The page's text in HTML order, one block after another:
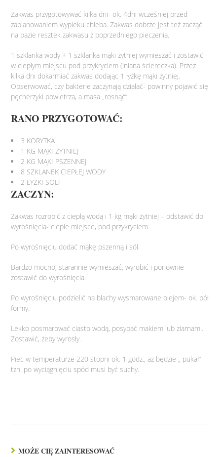
Zakwas przygotowywać kilka dni- ok. 4dni wcześniej przed
zaplanowaniem wypieku chleba. Zakwas dobrze jest też zacząć
na bazie resztek zakwasu z poprzedniego pieczenia.
1 szklanka wody + 1 szklanka mąki żytniej wymieszać i zostawić
w ciepłym miejscu pod przykryciem (lniana ściereczka). Przez
kilka dni dokarmiać zakwas dodając 1 łyżkę mąki żytniej.
Obserwować, czy bakterie zaczynają działać- powinny pojawić się
pęcherzyki powietrza, a masa „rosnąć”.
RANO PRZYGOTOWAĆ:
3 KORYTKA
1 KG MĄKI ŻYTNIEJ
2 KG MĄKI PSZENNEJ
8 SZKLANEK CIEPŁEJ WODY
2 ŁYŻKI SOLI
ZACZYN:
Zakwas rozrobić z ciepłą wodą i 1 kg mąki żytniej – odstawić do
wyrośnięcia- ciepłe miejsce, pod przykryciem.
Po wyrośnięciu dodać mąkę pszenną i sól.
Bardzo mocno, starannie wymieszać, wyrobić i ponownie
zostawić do wyrośnięcia.
Po wyrośnięciu podzielić na blachy wysmarowane olejem- ok. pół
formy.
Lekko posmarować ciasto wodą, posypać makiem lub ziarnami.
Zostawić, żeby wyrosły.
Piec w temperaturze 220 stopni ok. 1 godz., aż będzie „ pukał”
tzn. po wyciągnięciu spód musi być suchy.
MOŻE CIĘ ZAINTERESOWAĆ